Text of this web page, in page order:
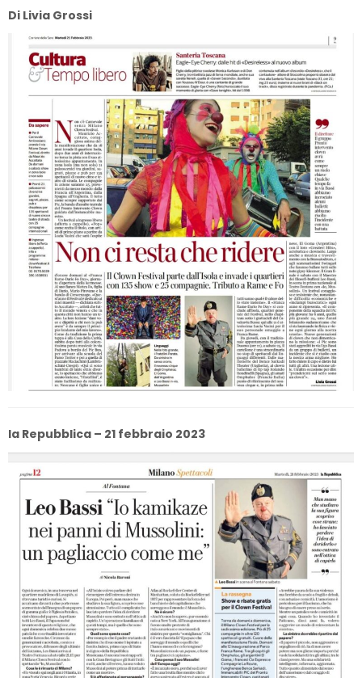
Di Livia Grossi
la Repubblica – 21 febbraio 2023